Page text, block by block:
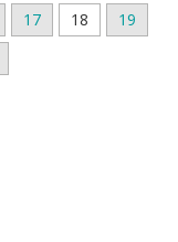
17 18
19